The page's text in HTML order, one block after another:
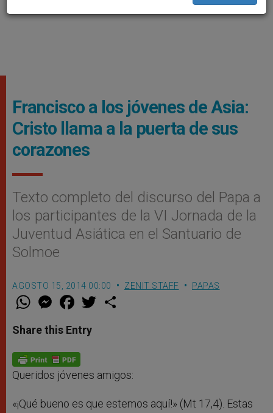
Francisco a los jóvenes de Asia:
Cristo llama a la puerta de sus
corazones
Texto completo del discurso del Papa a
los participantes de la VI Jornada de la
Juventud Asiática en el Santuario de
Solmoe
AGOSTO 15, 2014 00:00 ZENIT STAFF PAPAS
W
t
s
p
p
M
e
s
e
g
e
F
a
e
b
o
k
w
Share this Entry
Queridos jóvenes amigos:
«¡Qué bueno es que estemos aquí!» (Mt 17,4). Estas